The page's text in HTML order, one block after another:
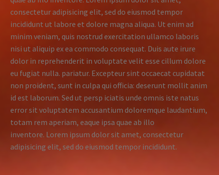
consectetur adipisicing elit, sed do eiusmod tempor
incididunt ut labore et dolore magna aliqua. Ut enim ad
minim veniam, quis nostrud exercitation ullamco laboris
nisi ut aliquip ex ea commodo consequat. Duis aute irure
dolor in reprehenderit in voluptate velit esse cillum dolore
eu fugiat nulla. pariatur. Excepteur sint occaecat cupidatat
non proident, sunt in culpa qui officia: deserunt mollit anim
id est laborum. Sed ut persp iciatis unde omnis iste natus
error sit voluptatem accusantium doloremque laudantium,
totam rem aperiam, eaque ipsa quae ab illo
inventore. Lorem ipsum dolor sit amet, consectetur
adipisicing elit, sed do eiusmod tempor incididunt.